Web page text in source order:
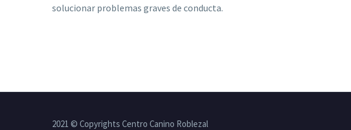
solucionar problemas graves de conducta.
2021 © Copyrights Centro Canino Roblezal